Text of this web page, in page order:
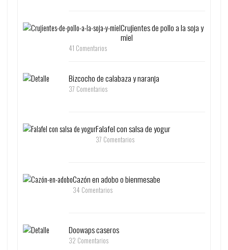
Crujientes de pollo a la soja y
miel
41 Comentarios
Bizcocho de calabaza y naranja
37 Comentarios
Falafel con salsa de yogur
37 Comentarios
Cazón en adobo o bienmesabe
34 Comentarios
Doowaps caseros
32 Comentarios